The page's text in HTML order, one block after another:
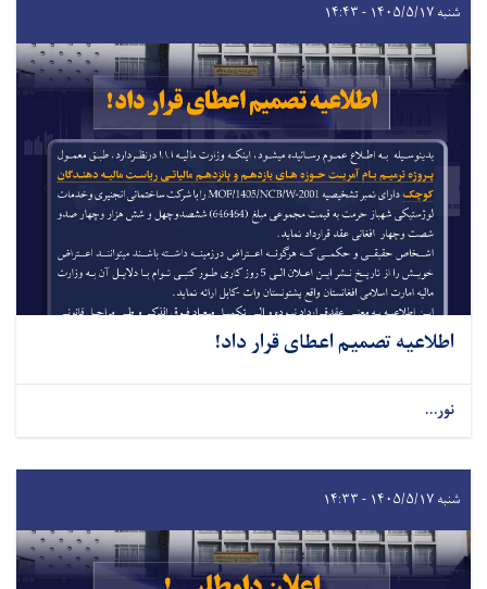
شنبه ۱۴۰۵/۵/۱۷ - ۱۴:۴۳
اطلاعیه تصمیم اعطای قرار داد!
نور...
شنبه ۱۴۰۵/۵/۱۷ - ۱۴:۳۳